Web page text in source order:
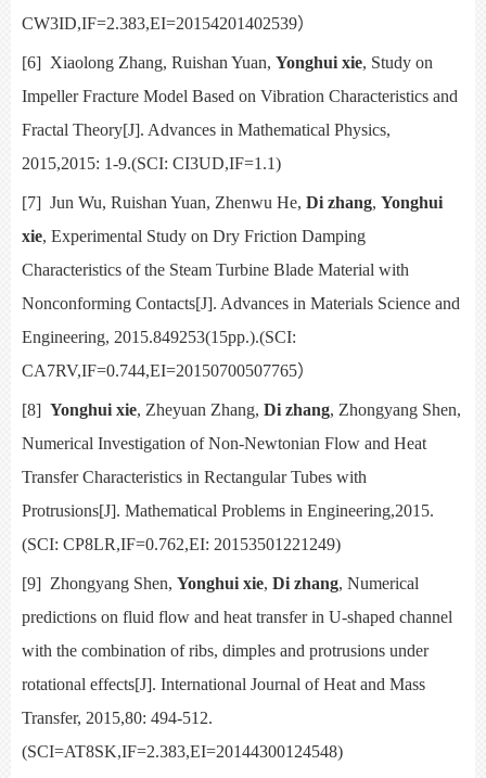
CW3ID,IF=2.383,EI=20154201402539）
[6] Xiaolong Zhang, Ruishan Yuan, Yonghui xie, Study on
Impeller Fracture Model Based on Vibration Characteristics and
Fractal Theory[J]. Advances in Mathematical Physics,
2015,2015: 1-9.(SCI: CI3UD,IF=1.1)
[7] Jun Wu, Ruishan Yuan, Zhenwu He, Di zhang, Yonghui
xie, Experimental Study on Dry Friction Damping
Characteristics of the Steam Turbine Blade Material with
Nonconforming Contacts[J]. Advances in Materials Science and
Engineering, 2015.849253(15pp.).(SCI:
CA7RV,IF=0.744,EI=20150700507765）
[8] Yonghui xie, Zheyuan Zhang, Di zhang, Zhongyang Shen,
Numerical Investigation of Non-Newtonian Flow and Heat
Transfer Characteristics in Rectangular Tubes with
Protrusions[J]. Mathematical Problems in Engineering,2015.
(SCI: CP8LR,IF=0.762,EI: 20153501221249)
[9] Zhongyang Shen, Yonghui xie, Di zhang, Numerical
predictions on fluid flow and heat transfer in U-shaped channel
with the combination of ribs, dimples and protrusions under
rotational effects[J]. International Journal of Heat and Mass
Transfer, 2015,80: 494-512.
(SCI=AT8SK,IF=2.383,EI=20144300124548)